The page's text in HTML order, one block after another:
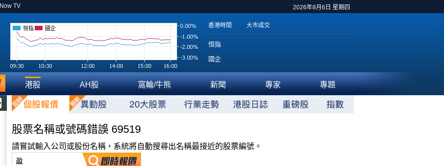
2026年8月6日 星期四
Now TV
恒指 國企 香港時間 大市成交
恒指
國企
港股 AH股 窩輪/牛熊 新聞 專家 專題
股票名稱或號碼錯誤 69519
請嘗試輸入公司或股份名稱，系統將自動搜尋出名稱最接近的股票編號。